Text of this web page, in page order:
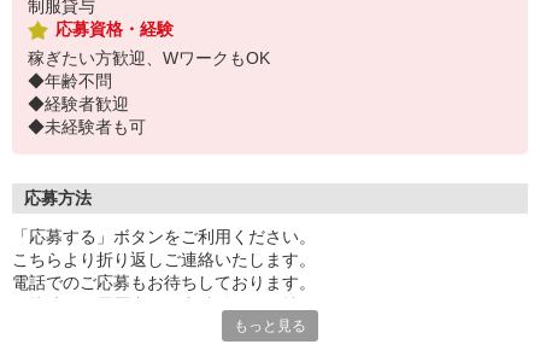
制服貸与
応募資格・経験
稼ぎたい方歓迎、WワークもOK
◆年齢不問
◆経験者歓迎
◆未経験者も可
応募方法
「応募する」ボタンをご利用ください。
こちらより折り返しご連絡いたします。
電話でのご応募もお待ちしております。
電話受付日時（平日9:30〜17:00）
もっと見る